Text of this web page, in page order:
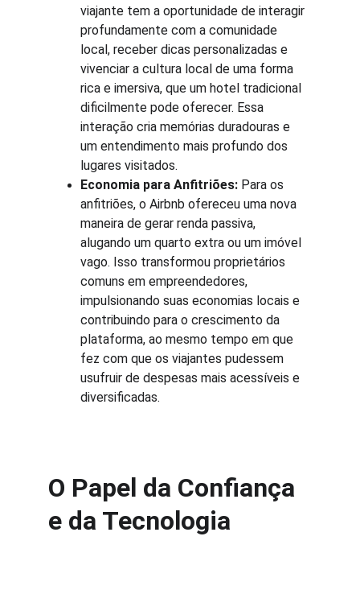
viajante tem a oportunidade de interagir
profundamente com a comunidade
local, receber dicas personalizadas e
vivenciar a cultura local de uma forma
rica e imersiva, que um hotel tradicional
dificilmente pode oferecer. Essa
interação cria memórias duradouras e
um entendimento mais profundo dos
lugares visitados.
Economia para Anfitriões: Para os
anfitriões, o Airbnb ofereceu uma nova
maneira de gerar renda passiva,
alugando um quarto extra ou um imóvel
vago. Isso transformou proprietários
comuns em empreendedores,
impulsionando suas economias locais e
contribuindo para o crescimento da
plataforma, ao mesmo tempo em que
fez com que os viajantes pudessem
usufruir de despesas mais acessíveis e
diversificadas.
O Papel da Confiança
e da Tecnologia